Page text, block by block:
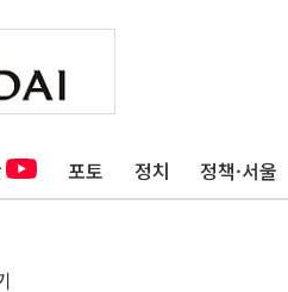
포토 정치 정책·서울